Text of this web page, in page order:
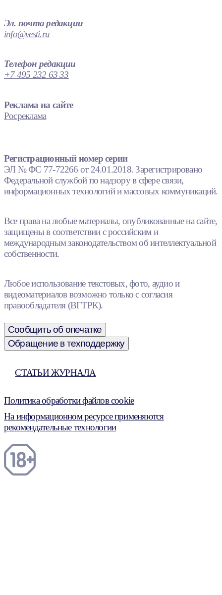
Эл. почта редакции
info@vesti.ru
Телефон редакции
+7 495 232 63 33
Реклама на сайте
Росреклама
Регистрационный номер серии
ЭЛ № ФС 77-72266 от 24.01.2018. Зарегистрировано
Федеральной службой по надзору в сфере связи,
информационных технологий и массовых коммуникаций.
Все права на любые материалы, опубликованные на сайте,
защищены в соответствии с российским и
международным законодательством об интеллектуальной
собственности.
Любое использование текстовых, фото, аудио и
видеоматериалов возможно только с согласия
правообладателя (ВГТРК).
Сообщить об опечатке
Обращение в техподдержку
СТАТЬИ ЖУРНАЛА
Политика обработки файлов cookie
На информационном ресурсе применяются
рекомендательные технологии